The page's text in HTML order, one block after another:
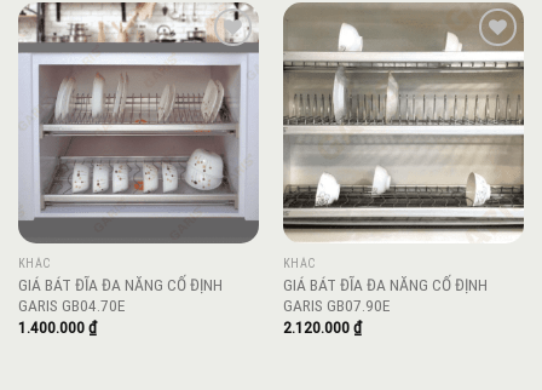
Add to
wishlist
KHÁC
GIÁ BÁT ĐĨA ĐA NĂNG CỐ ĐỊNH
GARIS GB04.70E
1.400.000₫
Add to
wishlist
KHÁC
GIÁ BÁT ĐĨA ĐA NĂNG CỐ ĐỊNH
GARIS GB07.90E
2.120.000₫